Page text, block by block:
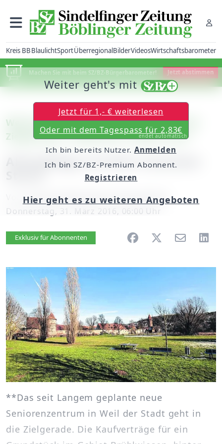
Kreis BBBlaulichtSportÜberregionalBilderVideosWirtschaftsbarometer
Machen Sie mit beim SZ/BZ-Bürgerbarometer! Jetzt abstimmen
Weil der Stadt: Seniorenzentrum auf der
Zielgeraden / SZ/BZ-Serie „Näher dran“
Altenpflege auf dem neuesten
Vonunserem Mitarbeiter Heinz Richter
Donnerstag, 31. März 2016, 06:00 Uhr
Artikel vorlesen
Exklusiv für Abonnenten
**Das seit Langem geplante neue
Seniorenzentrum in Weil der Stadt geht in
die Zielgerade. Die Kaufverträge für ein
Weiter geht's mit
Jetzt für 1,- € weiterlesen
Oder mit dem Tagespass für 2,83€
endet automatisch
Ich bin bereits Nutzer. Anmelden
Ich bin SZ/BZ-Premium Abonnent.
Registrieren
Hier geht es zu weiteren Angeboten